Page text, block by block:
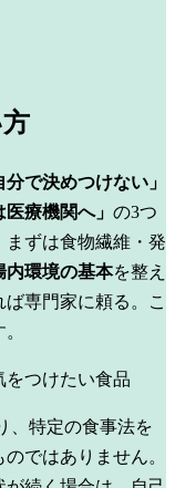
分で決めつけない」
療機関へ」 の3つ
ずは食物繊維・発
内環境の基本を整え
専門家に頼る。こ
をつけたい食品
、特定の食事法を
ではありません。